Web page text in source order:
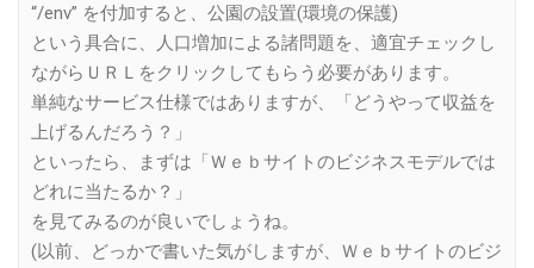
“/env” を付加すると、公園の設置(環境の保護)
という具合に、人口増加による諸問題を、適宜チェックし
ながらＵＲＬをクリックしてもらう必要があります。
単純なサービス仕様ではありますが、「どうやって収益を
上げるんだろう？」
といったら、まずは「Ｗｅｂサイトのビジネスモデルでは
どれに当たるか？」
を見てみるのが良いでしょうね。
(以前、どっかで書いた気がしますが、Ｗｅｂサイトのビジ